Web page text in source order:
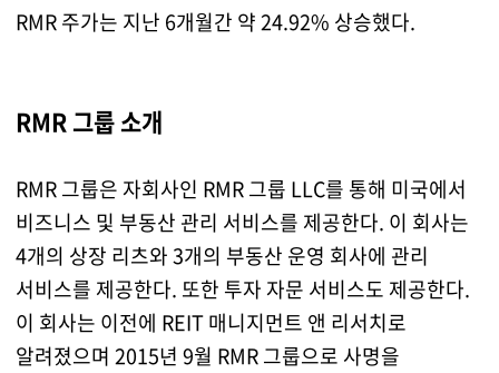
RMR 주가는 지난 6개월간 약 24.92% 상승했다.
RMR 그룹 소개
RMR 그룹은 자회사인 RMR 그룹 LLC를 통해 미국에서
비즈니스 및 부동산 관리 서비스를 제공한다. 이 회사는
4개의 상장 리츠와 3개의 부동산 운영 회사에 관리
서비스를 제공한다. 또한 투자 자문 서비스도 제공한다.
이 회사는 이전에 REIT 매니지먼트 앤 리서치로
알려졌으며 2015년 9월 RMR 그룹으로 사명을